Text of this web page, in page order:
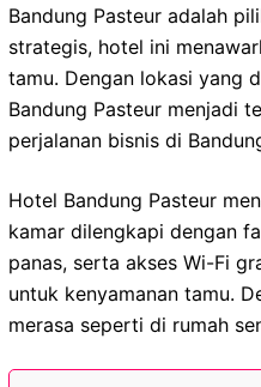
Bandung Pasteur adalah
strategis, hotel ini
tamu. Dengan lokasi yang
Bandung Pasteur menjadi
perjalanan bisnis di
Hotel Bandung Pasteur
kamar dilengkapi dengan
panas, serta akses Wi-Fi
untuk kenyamanan tamu.
merasa seperti di rumah